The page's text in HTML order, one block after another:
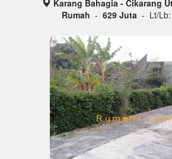
Karang Bahagia - Cikarang
Rumah - 629 Juta - Lt/Lb: